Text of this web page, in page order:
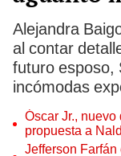
Alejandra
al contar
futuro esposo,
incómodas
Óscar Jr.,
propuesta a
tocamientos
Jefferson